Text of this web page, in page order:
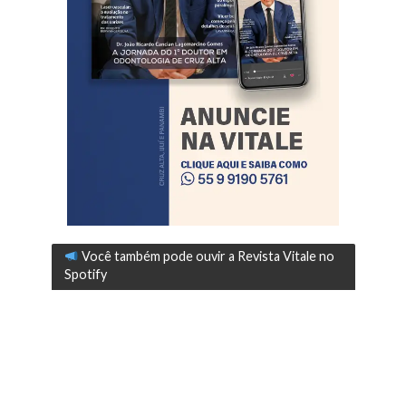
Você também pode ouvir a Revista Vitale no
Spotify